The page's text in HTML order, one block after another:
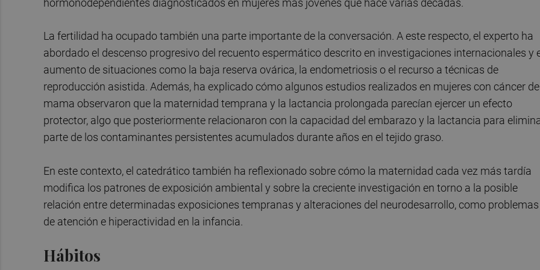
hormonodependientes diagnosticados en mujeres más jóvenes que hace varias décadas.
La fertilidad ha ocupado también una parte importante de la conversación. A este respecto, el experto ha
abordado el descenso progresivo del recuento espermático descrito en investigaciones internacionales y
aumento de situaciones como la baja reserva ovárica, la endometriosis o el recurso a técnicas de
reproducción asistida. Además, ha explicado cómo algunos estudios realizados en mujeres con cáncer de
mama observaron que la maternidad temprana y la lactancia prolongada parecían ejercer un efecto
protector, algo que posteriormente relacionaron con la capacidad del embarazo y la lactancia para
parte de los contaminantes persistentes acumulados durante años en el tejido graso.
En este contexto, el catedrático también ha reflexionado sobre cómo la maternidad cada vez más tardía
modifica los patrones de exposición ambiental y sobre la creciente investigación en torno a la posible
relación entre determinadas exposiciones tempranas y alteraciones del neurodesarrollo, como problemas
de atención e hiperactividad en la infancia.
Hábitos